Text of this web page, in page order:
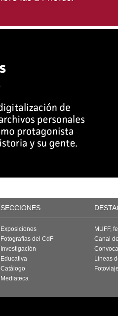
SECCIONES
Exposiciones
Fotografías del CdF
Investigación
Educativa
Catálogo
Mediateca
MUFF,
Canal
Líneas